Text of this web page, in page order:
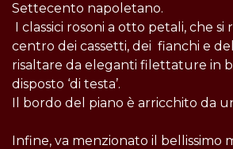
Settecento napoletano.
I classici rosoni a otto petali, che si
centro dei cassetti, dei fianchi e
risaltare da eleganti filettature in
disposto ‘di testa’.
Il bordo del piano è arricchito da
Infine, va menzionato il bellissimo